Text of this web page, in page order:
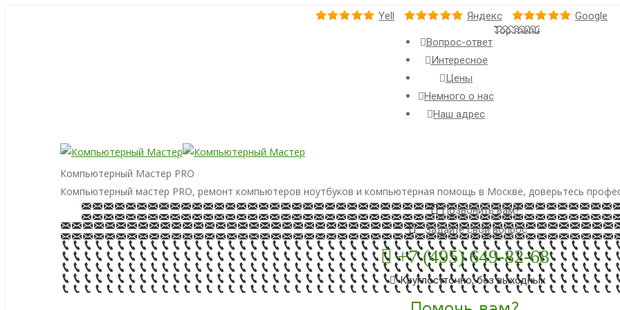
Yell Яндекс Google
Вопрос-ответ
Интересное
Цены
Немного о нас
Наш адрес
Top menu
Компьютерный Мастер PRO
Компьютерный мастер PRO, ремонт компьютеров ноутбуков и компьютерная помощь в Москве, доверьтесь
Позвонить вам?
Задайте свой вопрос
+7 (495) 649-82-68
Круглосуточно, без выходных